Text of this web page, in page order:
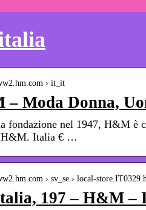
› it_it
– Moda Donna,
fondazione nel 1947, H&M è
H&M. Italia € …
› sv_se › local-
197 – H&M –